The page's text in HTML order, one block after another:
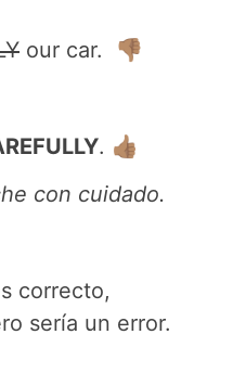
our car. 👎🏽
. 👍🏽
con cuidado.
correcto,
sería un error.